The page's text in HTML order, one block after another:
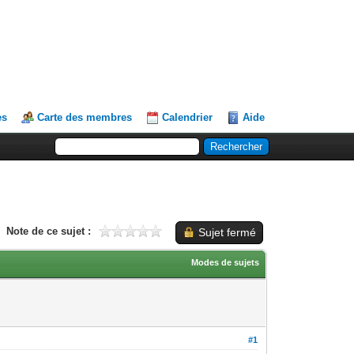
Carte des membres Calendrier Aide
Sujet fermé
Note de ce sujet :
Modes de sujets
#1